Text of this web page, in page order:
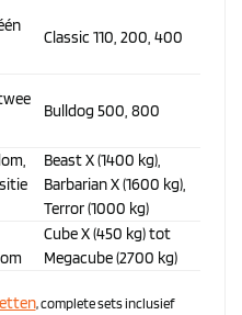
Classic 110, 200, 400
Bulldog 500, 800
Beast X (1400 kg),
Barbarian X (1600 kg),
Terror (1000 kg)
Cube X (450 kg) tot
Megacube (2700 kg)
, complete sets inclusief